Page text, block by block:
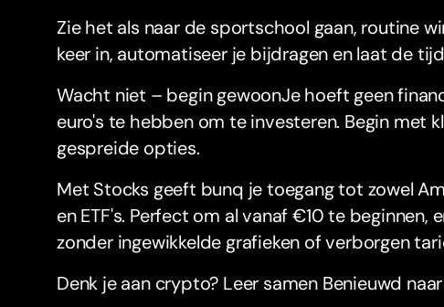
Zie het als naar de sportschool gaan, routine
keer in, automatiseer je bijdragen en laat de
Wacht niet – begin gewoonJe hoeft geen
euro's te hebben om te investeren. Begin met
gespreide opties.
Met Stocks geeft bunq je toegang tot zowel
en ETF's. Perfect om al vanaf €10 te beginnen,
zonder ingewikkelde grafieken of verborgen
Denk je aan crypto? Leer samen Benieuwd